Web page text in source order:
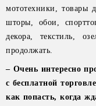
мототехники, товары
шторы, обои,
декора, текстиль,
продолжать.
– Очень интересно
с бесплатной
как попасть, когда